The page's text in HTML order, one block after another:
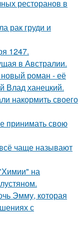
ресторанов в
рак груди и
1247.
в Австралии.
роман - её
Влад ханецкий.
накормить своего
принимать свою
чаще называют
на
Эмму, которая
с